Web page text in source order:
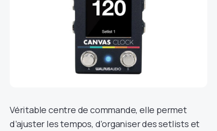
Véritable centre de commande, elle permet
d’ajuster les tempos, d’organiser des setlists et